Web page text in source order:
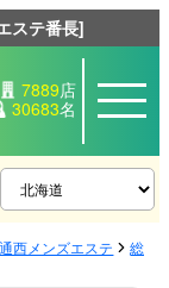
ステ番長]
7889店
30683名
西メンズエステ 総合